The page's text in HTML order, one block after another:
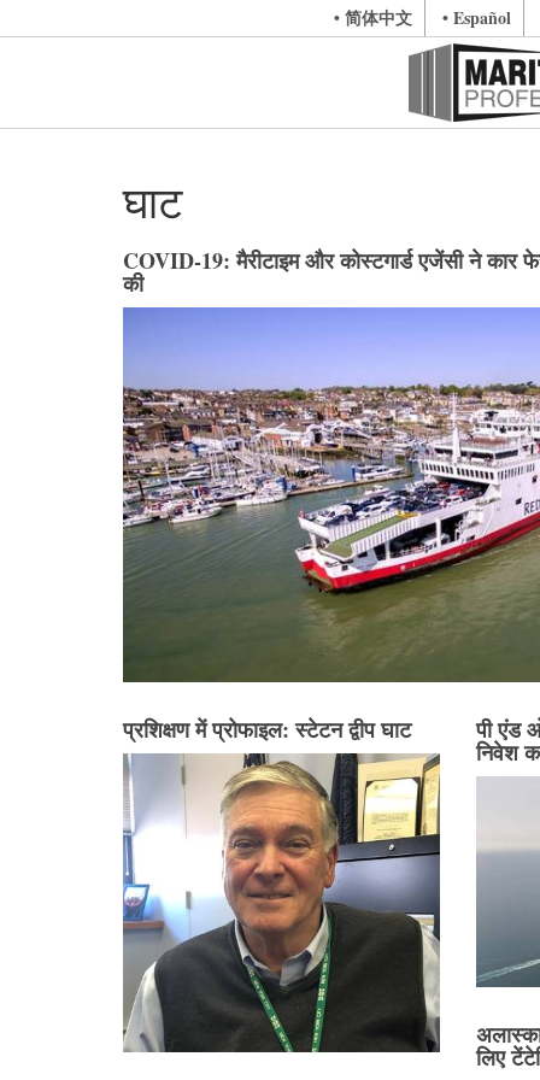
• 简体中文 • Español
घाट
COVID-19: मैरीटाइम और कोस्टगार्ड एजेंसी ने कार
की
प्रशिक्षण में प्रोफाइल: स्टेटन द्वीप घाट पी एंड
निवेश
लिए